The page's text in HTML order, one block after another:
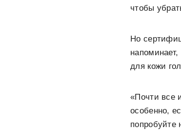
чтобы
Но
для кожи
«Почти все
особенно,
попробуйте